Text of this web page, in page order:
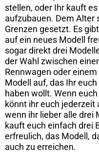
stellen, oder Ihr kauft
aufzubauen. Dem Alter
Grenzen gesetzt. Es
auf ein neues Modell
sogar direkt drei
der Wahl zwischen
Rennwagen oder
Modell auf, das Ihr
haben wollt. Wenn
könnt ihr euch jederzeit
wenn ihr lieber alle drei
kauft euch einfach drei
erfreulich, das Modell,
auch zu erreichen.